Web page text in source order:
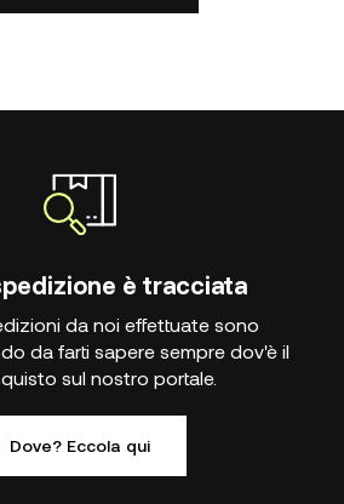
è tracciata
da noi effettuate sono
da farti sapere sempre dov'è il
sul nostro portale.
Dove? Eccola qui